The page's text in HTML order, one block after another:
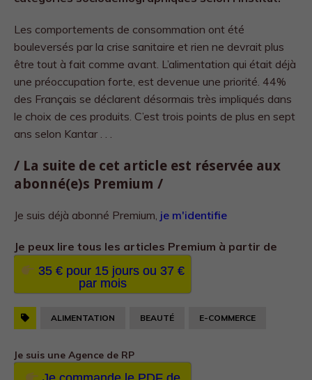
Les comportements de consommation ont été
bouleversés par la crise sanitaire et rien ne devrait plus
être tout à fait comme avant. L’alimentation qui était déjà
une préoccupation forte, est devenue une priorité. 44%
des Français se déclarent désormais très impliqués dans
le choix de ces produits. C’est trois points de plus en sept
ans selon Kantar . . .
/ La suite de cet article est réservée aux
abonné(e)s Premium /
Je suis déjà abonné Premium, je m'identifie
Je peux lire tous les articles Premium à partir de
35 € pour 15 jours ou 37 €
par mois
ALIMENTATION BEAUTÉ E-COMMERCE
Je suis une Agence de RP